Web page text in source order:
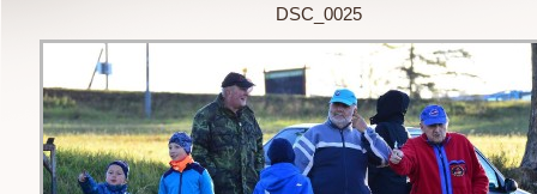
DSC_0025